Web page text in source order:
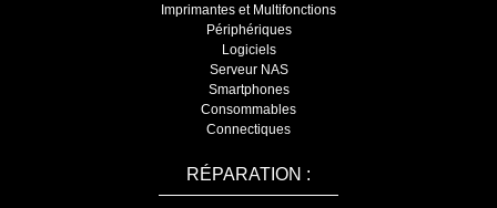
Imprimantes et Multifonctions
Périphériques
Logiciels
Serveur NAS
Smartphones
Consommables
Connectiques
RÉPARATION :